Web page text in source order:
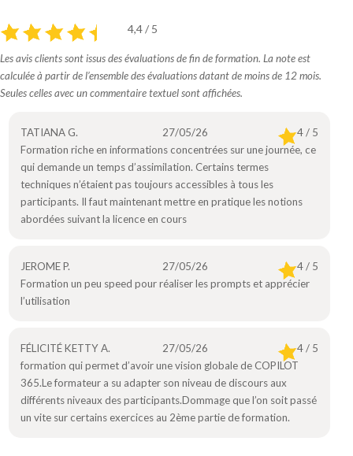
4,4 / 5
Les avis clients sont issus des évaluations de fin de formation. La note est
calculée à partir de l’ensemble des évaluations datant de moins de 12 mois.
Seules celles avec un commentaire textuel sont affichées.
TATIANA G. 27/05/26
4 / 5
Formation riche en informations concentrées sur une journée, ce
qui demande un temps d’assimilation. Certains termes
techniques n’étaient pas toujours accessibles à tous les
participants. Il faut maintenant mettre en pratique les notions
abordées suivant la licence en cours
JEROME P. 27/05/26
4 / 5
Formation un peu speed pour réaliser les prompts et apprécier
l’utilisation
FÉLICITÉ KETTY A. 27/05/26
4 / 5
formation qui permet d’avoir une vision globale de COPILOT
365.Le formateur a su adapter son niveau de discours aux
différents niveaux des participants.Dommage que l’on soit passé
un vite sur certains exercices au 2ème partie de formation.